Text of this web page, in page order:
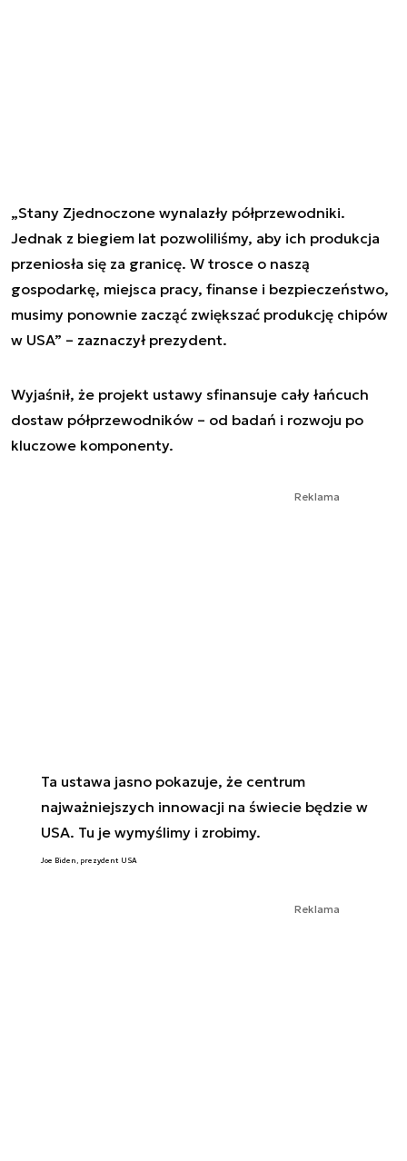
„Stany Zjednoczone wynalazły półprzewodniki.
Jednak z biegiem lat pozwoliliśmy, aby ich produkcja
przeniosła się za granicę. W trosce o naszą
gospodarkę, miejsca pracy, finanse i bezpieczeństwo,
musimy ponownie zacząć zwiększać produkcję chipów
w USA” – zaznaczył prezydent.
Wyjaśnił, że projekt ustawy sfinansuje cały łańcuch
dostaw półprzewodników – od badań i rozwoju po
kluczowe komponenty.
Reklama
Ta ustawa jasno pokazuje, że centrum
najważniejszych innowacji na świecie będzie w
USA. Tu je wymyślimy i zrobimy.
Joe Biden, prezydent USA
Reklama